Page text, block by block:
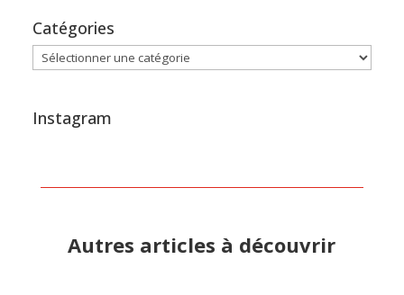
Catégories
Catégories
Instagram
Autres articles à découvrir